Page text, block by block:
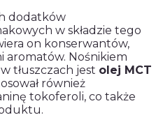
dodatków
w składzie tego
on konserwantów,
Nośnikiem
tłuszczach jest olej MCT
również
tokoferoli, co także